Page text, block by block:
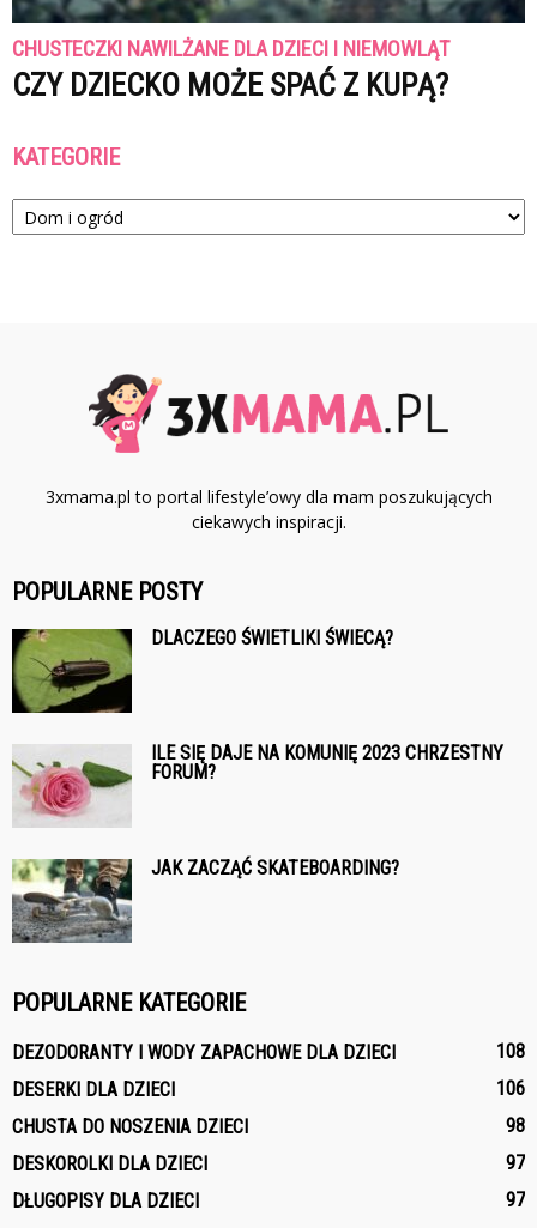
CHUSTECZKI NAWILŻANE DLA DZIECI I NIEMOWLĄT
CZY DZIECKO MOŻE SPAĆ Z KUPĄ?
KATEGORIE
Kategorie
3xmama.pl to portal lifestyle’owy dla mam poszukujących
ciekawych inspiracji.
POPULARNE POSTY
DLACZEGO ŚWIETLIKI ŚWIECĄ?
ILE SIĘ DAJE NA KOMUNIĘ 2023 CHRZESTNY
FORUM?
JAK ZACZĄĆ SKATEBOARDING?
POPULARNE KATEGORIE
DEZODORANTY I WODY ZAPACHOWE DLA DZIECI
108
DESERKI DLA DZIECI
106
CHUSTA DO NOSZENIA DZIECI
98
DESKOROLKI DLA DZIECI
97
DŁUGOPISY DLA DZIECI
97